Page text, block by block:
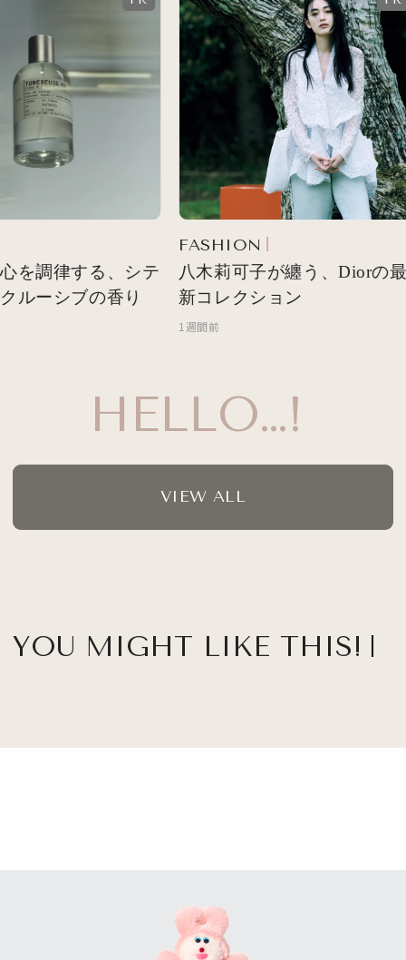
HELLO…!
調律する、シテ
ルーシブの香り
FASHION
八木莉可子が纏う、Diorの最
新コレクション
1週間前
VIEW ALL
YOU MIGHT LIKE THIS!